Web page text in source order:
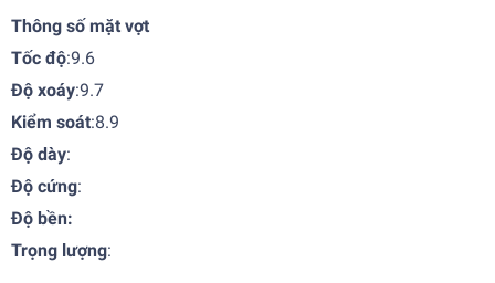
Thông số mặt vợt
Tốc độ:9.6
Độ xoáy:9.7
Kiểm soát:8.9
Độ dày:
Độ cứng:
Độ bền:
Trọng lượng: